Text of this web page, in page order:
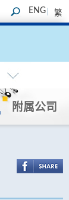
ENG 繁
附属公司